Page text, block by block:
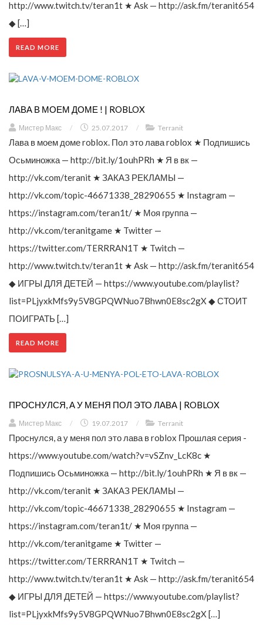
http://www.twitch.tv/teran1t ★ Ask — http://ask.fm/teranit654
◆ […]
READ MORE
ЛАВА В МОЕМ ДОМЕ ! | ROBLOX
Мистер Макс / 25.07.2017 / Terranit
Лава в моем доме roblox. Пол это лава roblox ★ Подпишись
Осьминожка — http://bit.ly/1ouhPRh ★ Я в вк —
http://vk.com/teranit ★ ЗАКАЗ РЕКЛАМЫ —
http://vk.com/topic-46671338_28290655 ★ Instagram —
https://instagram.com/teran1t/ ★ Моя группа —
http://vk.com/teranitgame ★ Twitter —
https://twitter.com/TERRRAN1T ★ Twitch —
http://www.twitch.tv/teran1t ★ Ask — http://ask.fm/teranit654
◆ ИГРЫ ДЛЯ ДЕТЕЙ — https://www.youtube.com/playlist?
list=PLjyxkMfs9y5V8GPQWNuo7Bhwn0E8sc2gX ◆ СТОИТ
ПОИГРАТЬ […]
READ MORE
ПРОСНУЛСЯ, А У МЕНЯ ПОЛ ЭТО ЛАВА | ROBLOX
Мистер Макс / 19.07.2017 / Terranit
Проснулся, а у меня пол это лава в roblox Прошлая серия -
https://www.youtube.com/watch?v=vSZnv_LcK8c ★
Подпишись Осьминожка — http://bit.ly/1ouhPRh ★ Я в вк —
http://vk.com/teranit ★ ЗАКАЗ РЕКЛАМЫ —
http://vk.com/topic-46671338_28290655 ★ Instagram —
https://instagram.com/teran1t/ ★ Моя группа —
http://vk.com/teranitgame ★ Twitter —
https://twitter.com/TERRRAN1T ★ Twitch —
http://www.twitch.tv/teran1t ★ Ask — http://ask.fm/teranit654
◆ ИГРЫ ДЛЯ ДЕТЕЙ — https://www.youtube.com/playlist?
list=PLjyxkMfs9y5V8GPQWNuo7Bhwn0E8sc2gX […]